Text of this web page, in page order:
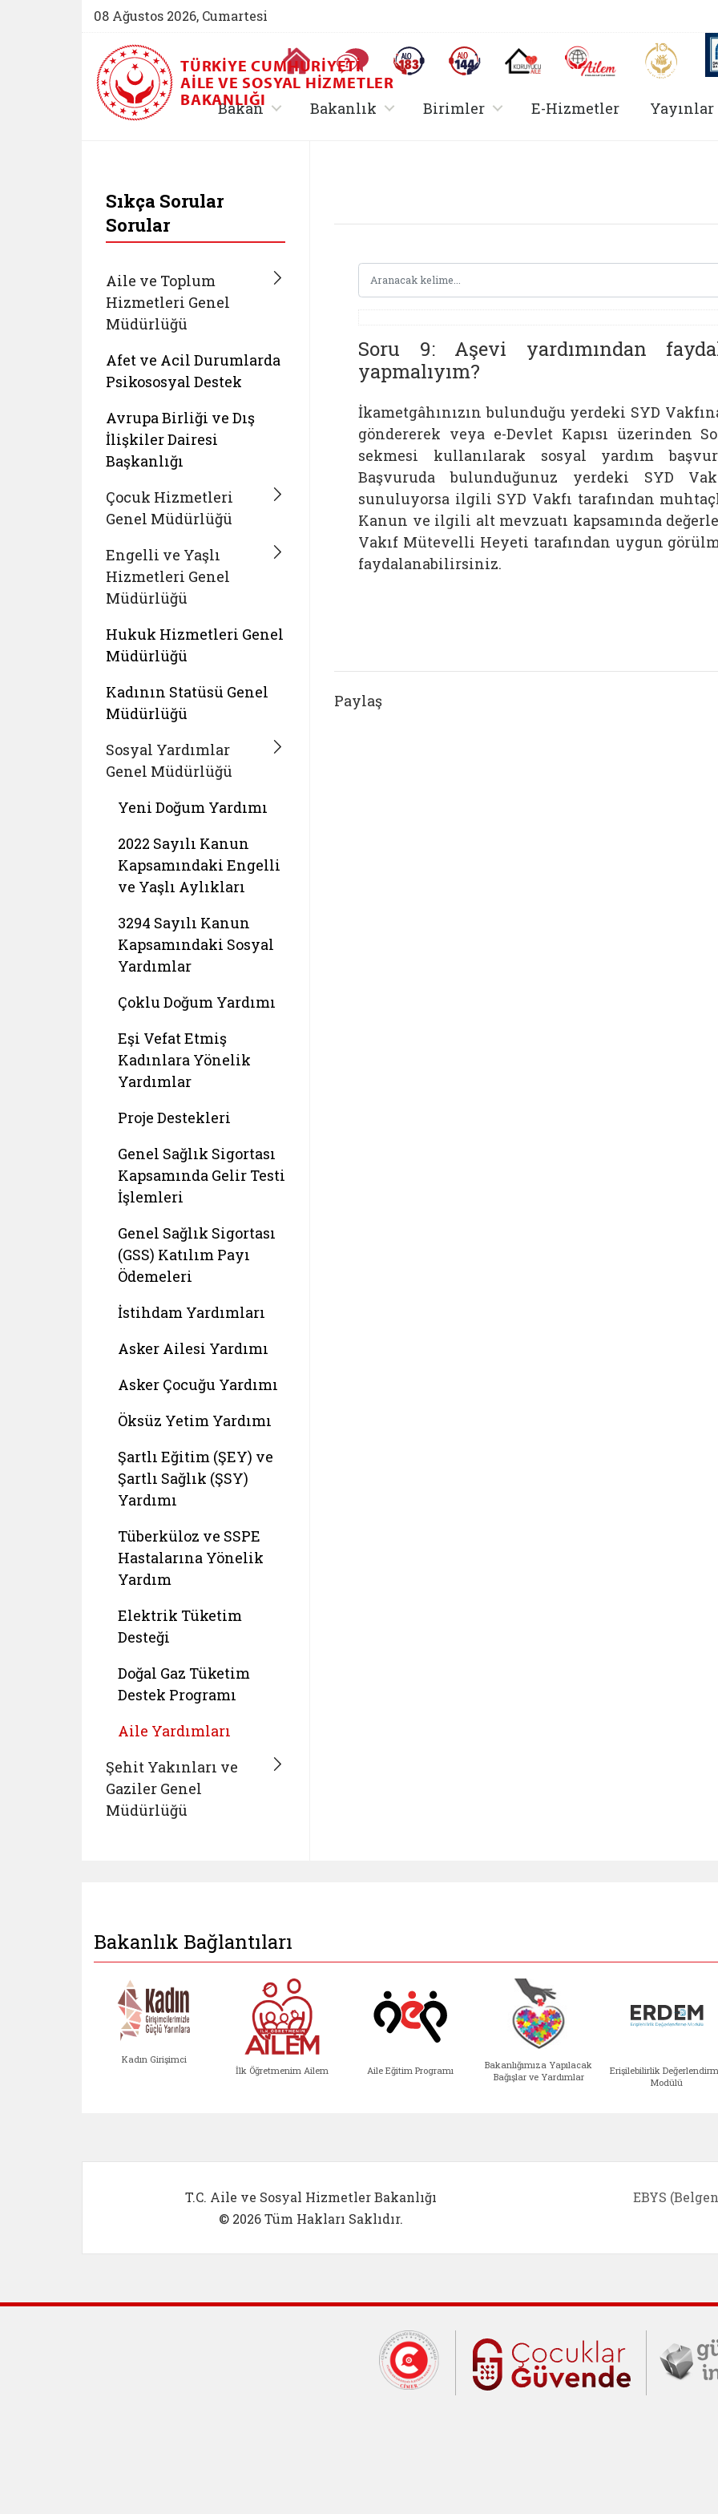
08 Ağustos 2026, Cumartesi
Ana Sayfa Sıkça Sorulan SorularAlo 183 (yeni sekmede açılır)Alo 144 (yeni sekmede açılır)Koruyucu Aile (yeni sekmede açılır)
AİLEM İletişim Aile ve
TÜRKIYE CUMHURIYETI
AILE VE SOSYAL HIZMETLER
BAKANLIĞI
Bakan, alt menü içerir
Bakanlık , alt menü içerir
Birimler, alt menü içerir
E-Hizmetler Yayınlar
Sıkça Sorular
Sorular
Aile ve Toplum
Hizmetleri Genel
Müdürlüğü
Afet ve Acil Durumlarda
Psikososyal Destek
Avrupa Birliği ve Dış
İlişkiler Dairesi
Başkanlığı
Çocuk Hizmetleri
Genel Müdürlüğü
Engelli ve Yaşlı
Hizmetleri Genel
Müdürlüğü
Hukuk Hizmetleri Genel
Müdürlüğü
Kadının Statüsü Genel
Müdürlüğü
Sosyal Yardımlar
Genel Müdürlüğü
Yeni Doğum Yardımı
2022 Sayılı Kanun
Kapsamındaki Engelli
ve Yaşlı Aylıkları
3294 Sayılı Kanun
Kapsamındaki Sosyal
Yardımlar
Çoklu Doğum Yardımı
Eşi Vefat Etmiş
Kadınlara Yönelik
Yardımlar
Proje Destekleri
Genel Sağlık Sigortası
Kapsamında Gelir Testi
İşlemleri
Genel Sağlık Sigortası
(GSS) Katılım Payı
Ödemeleri
İstihdam Yardımları
Asker Ailesi Yardımı
Asker Çocuğu Yardımı
Öksüz Yetim Yardımı
Şartlı Eğitim (ŞEY) ve
Şartlı Sağlık (ŞSY)
Yardımı
Tüberküloz ve SSPE
Hastalarına Yönelik
Yardım
Elektrik Tüketim
Desteği
Doğal Gaz Tüketim
Destek Programı
Aile Yardımları
Şehit Yakınları ve
Gaziler Genel
Müdürlüğü
Soru 9: Aşevi yardımından
yapmalıyım?
İkametgâhınızın bulunduğu yerdeki SYD
göndererek veya e-Devlet Kapısı üzerinden
sekmesi kullanılarak sosyal yardım
Başvuruda bulunduğunuz yerdeki SYD
sunuluyorsa ilgili SYD Vakfı tarafından
Kanun ve ilgili alt mevzuatı kapsamında
Vakıf Mütevelli Heyeti tarafından uygun
faydalanabilirsiniz.
Paylaş
Bakanlık Bağlantıları
Kadın Girişimci
İlk Öğretmenim Ailem Aile Eğitim Programı
Bakanlığımıza Yapılacak
Bağışlar ve Yardımlar
Erişilebilirlik
Modülü
T.C. Aile ve Sosyal Hizmetler Bakanlığı
© 2026 Tüm Hakları Saklıdır.
EBYS
Cumhurbaşkanlığı İletişim Merkezi
Çocuklar